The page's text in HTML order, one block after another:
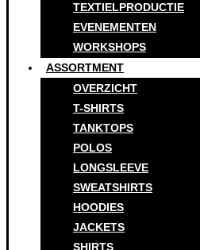
TEXTIELPRODUCTIE
EVENEMENTEN
WORKSHOPS
ASSORTMENT
OVERZICHT
T-SHIRTS
TANKTOPS
POLOS
LONGSLEEVE
SWEATSHIRTS
HOODIES
JACKETS
SHIRTS